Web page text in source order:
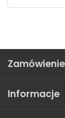
Zamówienie
Informacje